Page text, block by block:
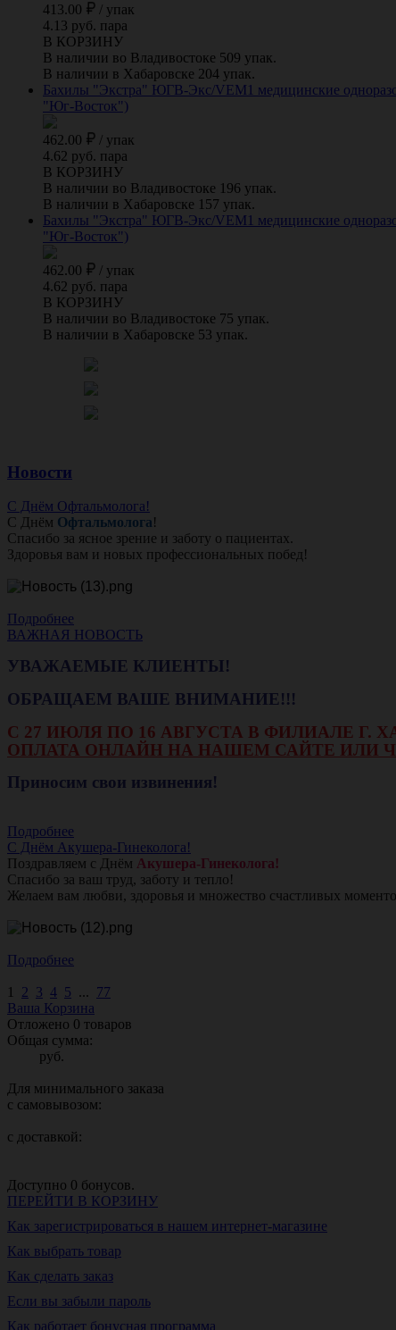
413.00 / упак
4.13 руб. пара
В КОРЗИНУ
В наличии во Владивостоке 509 упак.
В наличии в Хабаровске 204 упак.
Бахилы "Экстра" ЮГВ-Экс/VEM1 медицинские
"Юг-Восток")
462.00 / упак
4.62 руб. пара
В КОРЗИНУ
В наличии во Владивостоке 196 упак.
В наличии в Хабаровске 157 упак.
Бахилы "Экстра" ЮГВ-Экс/VEM1 медицинские
"Юг-Восток")
462.00 / упак
4.62 руб. пара
В КОРЗИНУ
В наличии во Владивостоке 75 упак.
В наличии в Хабаровске 53 упак.
Новости
С Днём Офтальмолога!
С Днём Офтальмолога!
Спасибо за ясное зрение и заботу о пациентах.
Здоровья вам и новых профессиональных побед!
Подробнее
ВАЖНАЯ НОВОСТЬ
УВАЖАЕМЫЕ КЛИЕНТЫ!
ОБРАЩАЕМ ВАШЕ ВНИМАНИЕ!!!
С 27 ИЮЛЯ ПО 16 АВГУСТА В ФИЛИАЛЕ Г.
ОПЛАТА ОНЛАЙН НА НАШЕМ САЙТЕ ИЛИ
Приносим свои извинения!
Подробнее
С Днём Акушера-Гинеколога!
Поздравляем с Днём Акушера-Гинеколога!
Спасибо за ваш труд, заботу и тепло!
Желаем вам любви, здоровья и множество счастливых
Подробнее
1 2 3 4 5 ... 77
Ваша Корзина
Отложено 0 товаров
Общая сумма:
руб.
Для минимального заказа
с самовывозом:
с доставкой:
Доступно 0 бонусов.
ПЕРЕЙТИ В КОРЗИНУ
Как зарегистрироваться в нашем интернет-магазине
Как выбрать товар
Как сделать заказ
Если вы забыли пароль
Как работает бонусная программа